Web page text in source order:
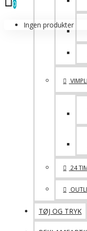
0
Ingen produkter
24
TØJ OG TRYK